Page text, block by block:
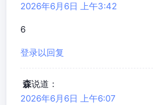
2026年6月6日 上午3:42
6
登录以回复
森说道：
2026年6月6日 上午6:07